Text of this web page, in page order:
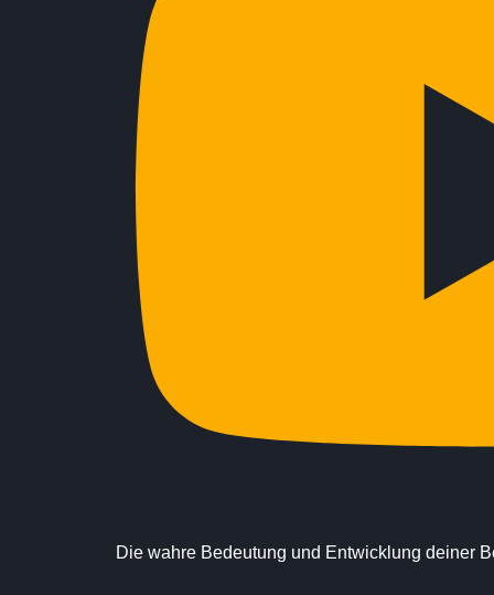
Die wahre Bedeutung und Entwicklung deiner